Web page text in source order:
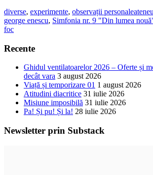
diverse, experimente, observații personale
george enescu, Simfonia nr. 9 "Din lumea
foc
Recente
Ghidul ventilatoarelor 2026 – Oferte și
decât vara 3 august 2026
Viață și temporizare 01 1 august 2026
Atitudini diacritice 31 iulie 2026
Misiune imposibilă 31 iulie 2026
Pa! Și pu! Și la! 28 iulie 2026
Newsletter prin Substack